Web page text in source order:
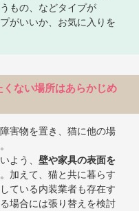
もの、などタイプが
がいいか、お気に入りを
くない場所はあらかじめ
害物を置き、猫に他の場
よう、壁や家具の表面を
加えて、猫と共に暮らす
ている内装業者も存在す
場合には張り替えを検討